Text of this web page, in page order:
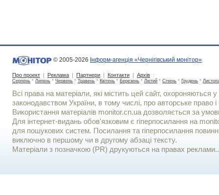
© 2005-2026 Інформ-агенція «Чернігівський монітор»
Про проект | Реклама | Партнери | Контакти | Архів :
Серпень * Липень * Червень * Травень * Квітень * Березень * Лютий * Січень * Грудень *
Всі права на матеріали, які містить цей сайт, охороняються у
законодавством України, в тому числі, про авторське право і
Використання матерiалiв monitor.cn.ua дозволяється за
Для iнтернет-видань обов'язковим є гiперпосилання на
для пошукових систем. Посилання та гіперпосилання
виключно в першому чи в другому абзаці тексту.
Матеріали з позначкою (PR) друкуються на правах реклами..